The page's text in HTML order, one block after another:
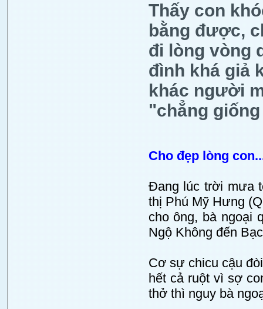
Thấy con
bằng được,
đi lòng vòng
đình khá giả
khác người
"chẳng
Cho đẹp lòng
Đang lúc trời mưa
thị Phú Mỹ Hưng
cho ông, bà ngoại
Ngộ Không đến
Cơ sự chicu cậu
hết cả ruột vì sợ
thở thì nguy bà